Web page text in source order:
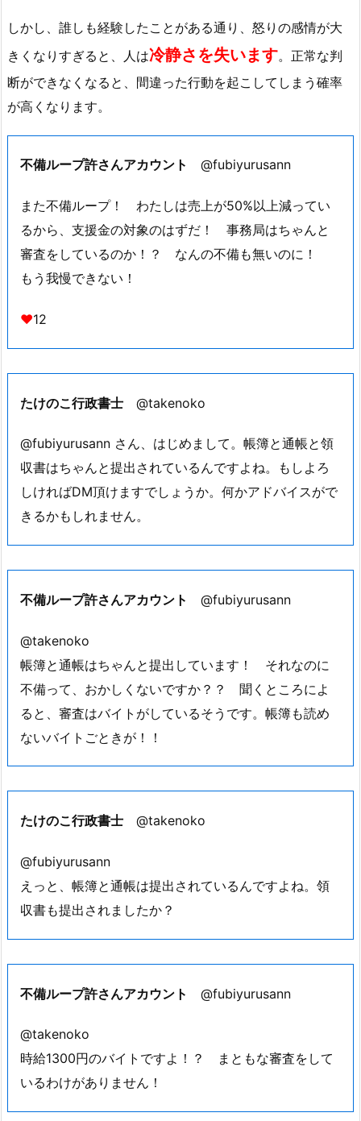
しかし、誰しも経験したことがある通り、怒りの感情が大
きくなりすぎると、人は冷静さを失います。正常な判
断ができなくなると、間違った行動を起こしてしまう確率
が高くなります。
不備ループ許さんアカウント @fubiyurusann
また不備ループ！ わたしは売上が50%以上減ってい
るから、支援金の対象のはずだ！ 事務局はちゃんと
審査をしているのか！？ なんの不備も無いのに！
もう我慢できない！
♥12
たけのこ行政書士 @takenoko
@fubiyurusann さん、はじめまして。帳簿と通帳と領
収書はちゃんと提出されているんですよね。もしよろ
しければDM頂けますでしょうか。何かアドバイスがで
きるかもしれません。
不備ループ許さんアカウント @fubiyurusann
@takenoko
帳簿と通帳はちゃんと提出しています！ それなのに
不備って、おかしくないですか？？ 聞くところによ
ると、審査はバイトがしているそうです。帳簿も読め
ないバイトごときが！！
たけのこ行政書士 @takenoko
@fubiyurusann
えっと、帳簿と通帳は提出されているんですよね。領
収書も提出されましたか？
不備ループ許さんアカウント @fubiyurusann
@takenoko
時給1300円のバイトですよ！？ まともな審査をして
いるわけがありません！